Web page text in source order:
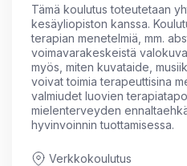
Tämä koulutus toteutetaan
kesäyliopiston kanssa.
terapian menetelmiä, mm.
voimavarakeskeistä
myös, miten kuvataide,
voivat toimia terapeuttisina
valmiudet luovien
mielenterveyden
hyvinvoinnin tuottamisessa.
Verkkokoulutus